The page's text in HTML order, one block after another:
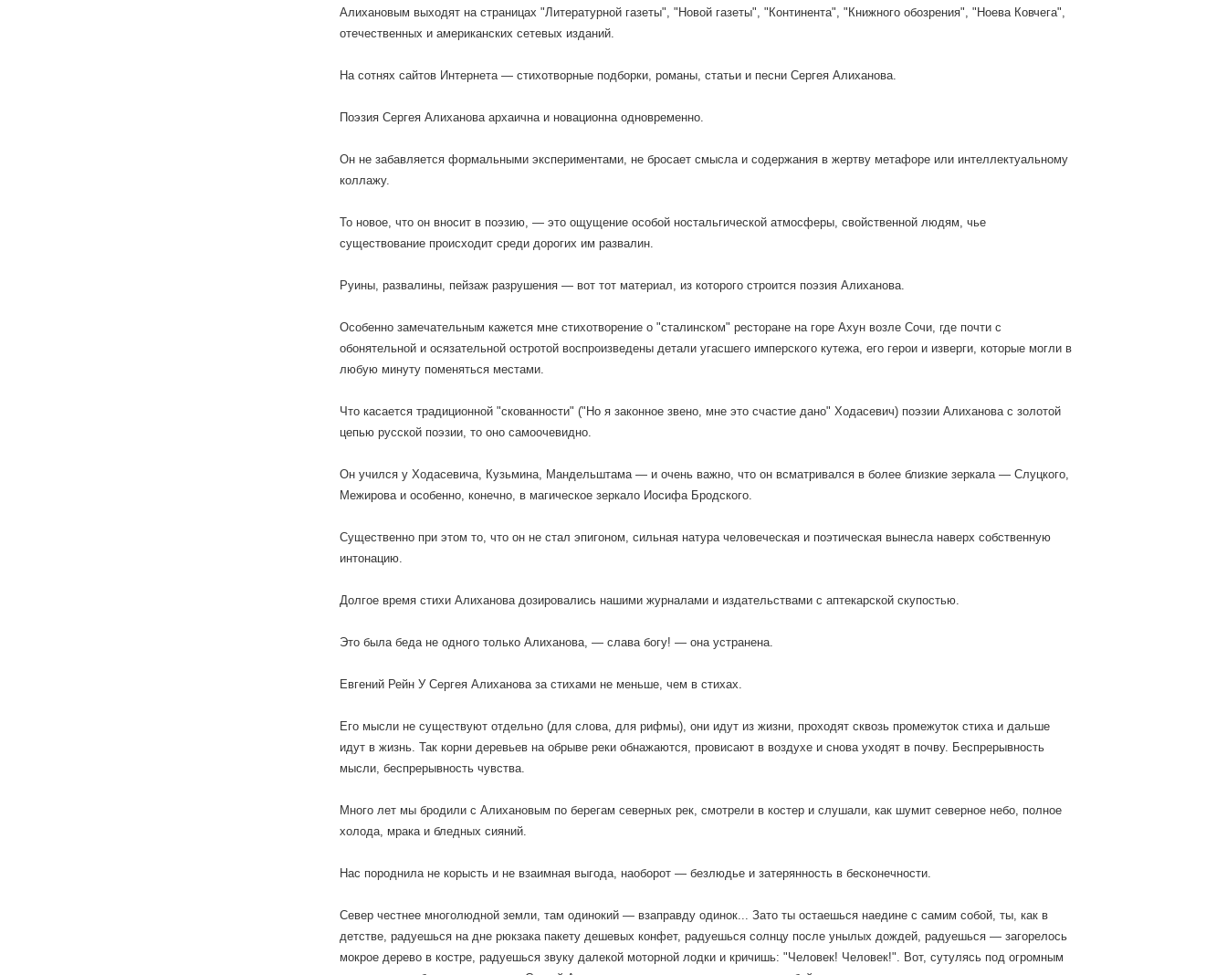
Алихановым выходят на страницах "Литературной газеты", "Новой газеты", "Континента", "Книжного обозрения", "Ноева Ковчега",
отечественных и американских сетевых изданий.
На сотнях сайтов Интернета — стихотворные подборки, романы, статьи и песни Сергея Алиханова.
Поэзия Сергея Алиханова архаична и новационна одновременно.
Он не забавляется формальными экспериментами, не бросает смысла и содержания в жертву метафоре или интеллектуальному
коллажу.
То новое, что он вносит в поэзию, — это ощущение особой ностальгической атмосферы, свойственной людям, чье
существование происходит среди дорогих им развалин.
Руины, развалины, пейзаж разрушения — вот тот материал, из которого строится поэзия Алиханова.
Особенно замечательным кажется мне стихотворение о "сталинском" ресторане на горе Ахун возле Сочи, где почти с
обонятельной и осязательной остротой воспроизведены детали угасшего имперского кутежа, его герои и изверги, которые могли в
любую минуту поменяться местами.
Что касается традиционной "скованности" ("Но я законное звено, мне это счастие дано" Ходасевич) поэзии Алиханова с золотой
цепью русской поэзии, то оно самоочевидно.
Он учился у Ходасевича, Кузьмина, Мандельштама — и очень важно, что он всматривался в более близкие зеркала — Слуцкого,
Межирова и особенно, конечно, в магическое зеркало Иосифа Бродского.
Существенно при этом то, что он не стал эпигоном, сильная натура человеческая и поэтическая вынесла наверх собственную
интонацию.
Долгое время стихи Алиханова дозировались нашими журналами и издательствами с аптекарской скупостью.
Это была беда не одного только Алиханова, — слава богу! — она устранена.
Евгений Рейн У Сергея Алиханова за стихами не меньше, чем в стихах.
Его мысли не существуют отдельно (для слова, для рифмы), они идут из жизни, проходят сквозь промежуток стиха и дальше
идут в жизнь. Так корни деревьев на обрыве реки обнажаются, провисают в воздухе и снова уходят в почву. Беспрерывность
мысли, беспрерывность чувства.
Много лет мы бродили с Алихановым по берегам северных рек, смотрели в костер и слушали, как шумит северное небо, полное
холода, мрака и бледных сияний.
Нас породнила не корысть и не взаимная выгода, наоборот — безлюдье и затерянность в бесконечности.
Север честнее многолюдной земли, там одинокий — взаправду одинок... Зато ты остаешься наедине с самим собой, ты, как в
детстве, радуешься на дне рюкзака пакету дешевых конфет, радуешься солнцу после унылых дождей, радуешься — загорелось
мокрое дерево в костре, радуешься звуку далекой моторной лодки и кричишь: "Человек! Человек!". Вот, сутулясь под огромным